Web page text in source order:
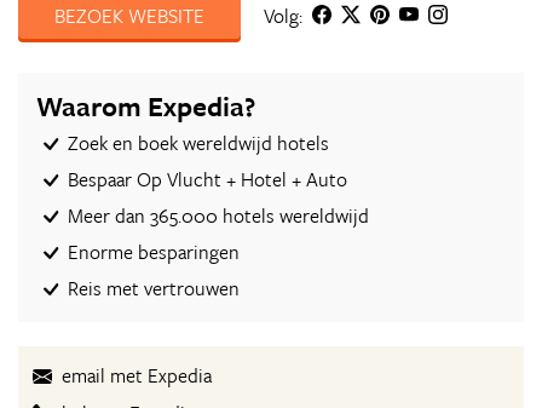
BEZOEK WEBSITE
Volg:
Waarom Expedia?
Zoek en boek wereldwijd hotels
Bespaar Op Vlucht + Hotel + Auto‎
Meer dan 365.000 hotels wereldwijd
Enorme besparingen
Reis met vertrouwen
email met Expedia